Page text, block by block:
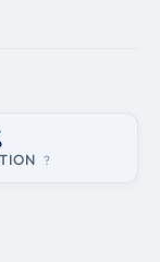
?